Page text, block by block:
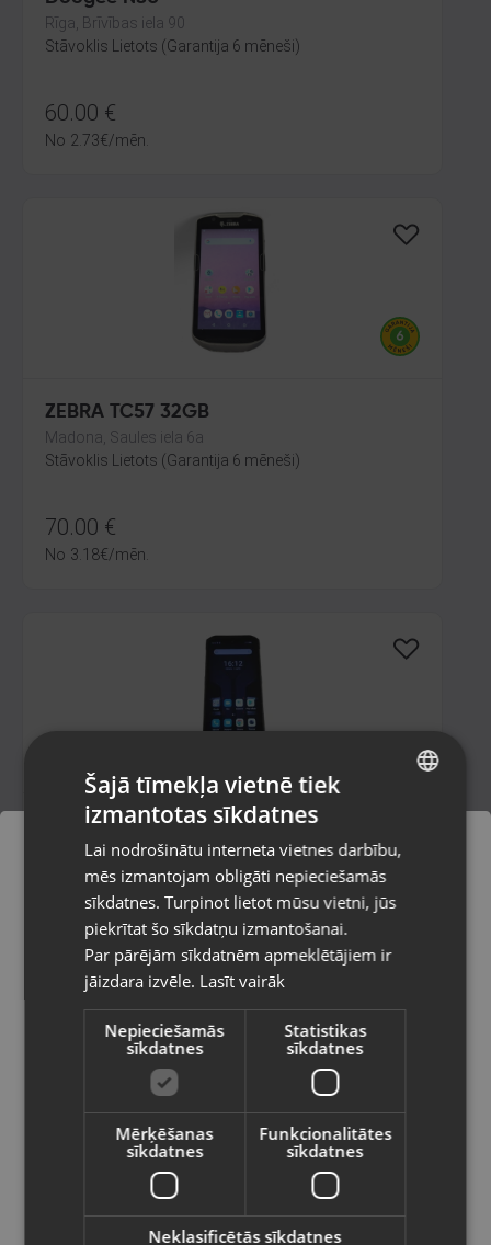
Rīga, Brīvības iela 90
Stāvoklis Lietots (Garantija 6 mēneši)
60.00 €
No 2.73€/mēn.
ZEBRA TC57 32GB
Madona, Saules iela 6a
Stāvoklis Lietots (Garantija 6 mēneši)
70.00 €
No 3.18€/mēn.
Doogee S99 128GB
Rīga, Dzirciema iela 84a
Stāvoklis Lietots (Garantija 6 mēneši)
99.00€
/mēn.
Doogee S88 Plus
Pasūtījumi tiks piegādāti uz
izvēlēto valsti
Vietnes saturs būs attēlots izvēlētajā
valodā
Valsts
Latviešu / Latvian
RUSSIAN
Šajā tīmekļa vietnē tiek
izmantotas sīkdatnes
Lai nodrošinātu interneta vietnes darbību,
mēs izmantojam obligāti nepieciešamās
sīkdatnes. Turpinot lietot mūsu vietni, jūs
piekrītat šo sīkdatņu izmantošanai.
Par pārējām sīkdatnēm apmeklētājiem ir
jāizdara izvēle. Lasīt vairāk
Nepieciešamās
sīkdatnes
Statistikas
sīkdatnes
Mērķēšanas
sīkdatnes
Funkcionalitātes
sīkdatnes
Neklasificētās sīkdatnes